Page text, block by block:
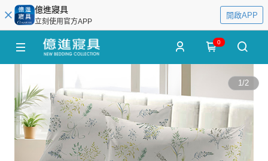
億進寢具
立刻使用官方APP
開啟APP
0
1/2